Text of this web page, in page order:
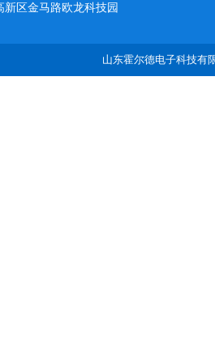
新区金马路欧龙科技园
山东霍尔德电子科技有